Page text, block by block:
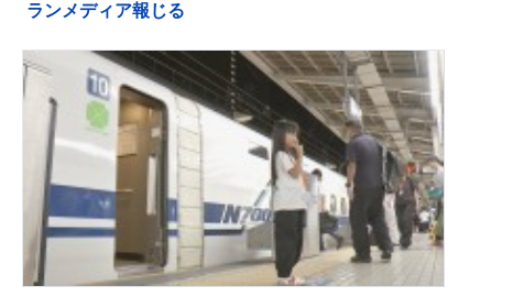
ランメディア報じる